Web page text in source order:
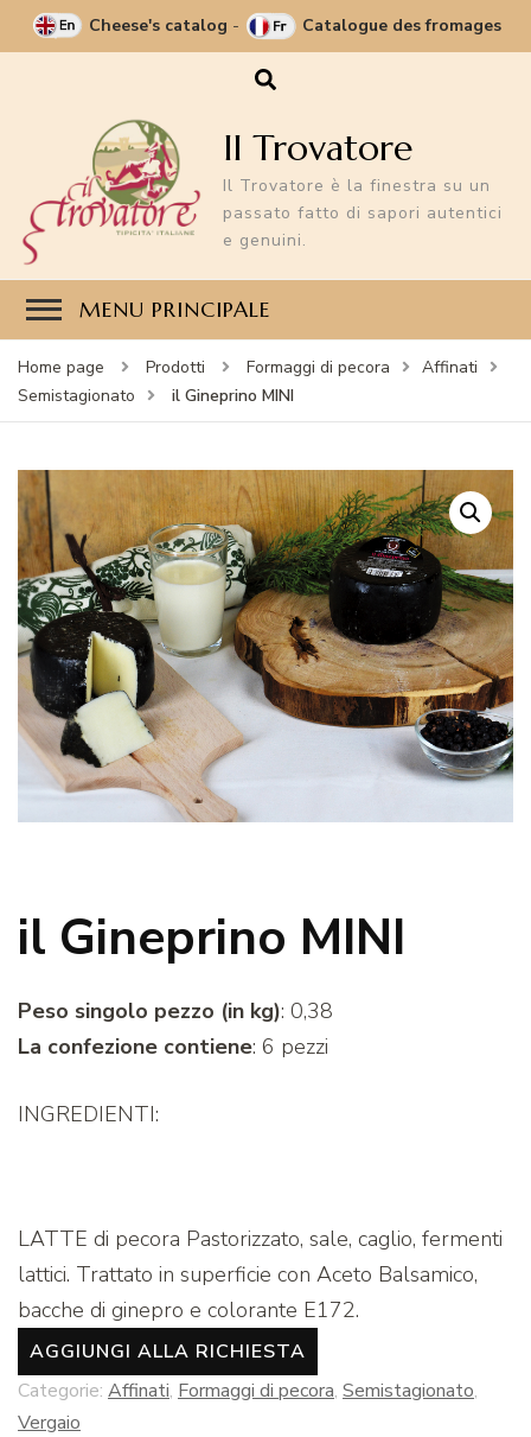
Cheese's catalog - Catalogue des fromages
Il Trovatore
Il Trovatore è la finestra su un
passato fatto di sapori autentici
e genuini.
MENU PRINCIPALE
Home page Prodotti Formaggi di pecora
Affinati
Semistagionato
il Gineprino MINI
il Gineprino MINI
Peso singolo pezzo (in kg): 0,38
La confezione contiene: 6 pezzi
INGREDIENTI:
LATTE di pecora Pastorizzato, sale, caglio, fermenti
lattici. Trattato in superficie con Aceto Balsamico,
bacche di ginepro e colorante E172.
AGGIUNGI ALLA RICHIESTA
Categorie: Affinati, Formaggi di pecora, Semistagionato,
Vergaio